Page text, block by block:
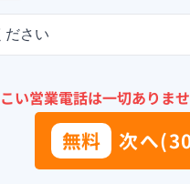
ださい
い営業電話は一切ありませ
無料 次へ